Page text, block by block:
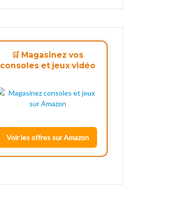
🛒 Magasinez vos
consoles et jeux vidéo
Voir les offres sur Amazon